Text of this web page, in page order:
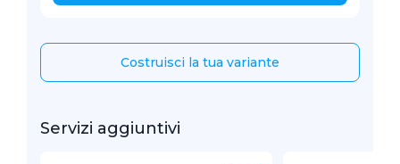
Costruisci la tua variante
Servizi aggiuntivi